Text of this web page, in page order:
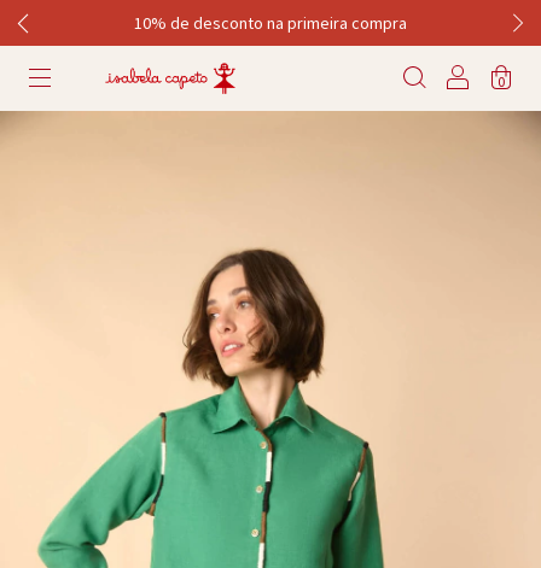
10% de desconto na primeira compra
0